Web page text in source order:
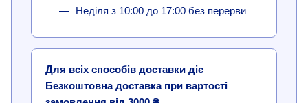
Неділя з 10:00 до 17:00 без перерви
Для всіх способів доставки діє
Безкоштовна доставка при вартості